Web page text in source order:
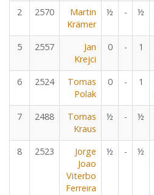
2 2570
Martin
Krämer
½ - ½
5 2557
Jan
Krejci
0 - 1
6 2524
Tomas
Polak
0 - 1
7 2488
Tomas
Kraus
½ - ½
8 2523
Jorge
Joao
Viterbo
Ferreira
½ - ½